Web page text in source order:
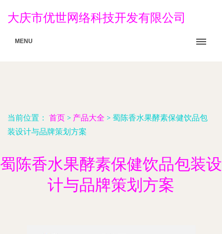
大庆市优世网络科技开发有限公司
MENU
当前位置： 首页 > 产品大全 > 蜀陈香水果酵素保健饮品包
装设计与品牌策划方案
蜀陈香水果酵素保健饮品包装设
计与品牌策划方案